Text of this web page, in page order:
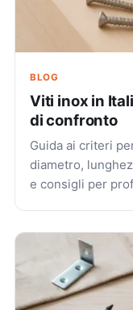
BLOG
Viti inox in
di confronto
Guida ai criteri
diametro,
e consigli per